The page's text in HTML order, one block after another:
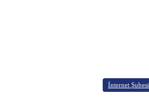
İnternet Şubesi